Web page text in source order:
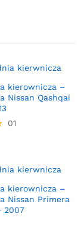
kierownicza –
Nissan Qashqai
01
kierownicza –
Nissan Primera
2007